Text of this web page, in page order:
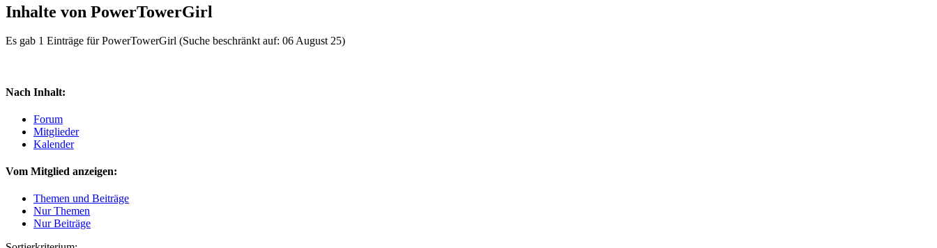
Inhalte von PowerTowerGirl
Es gab 1 Einträge für PowerTowerGirl (Suche beschränkt auf: 06 August 25)
Nach Inhalt:
Forum
Mitglieder
Kalender
Vom Mitglied anzeigen:
Themen und Beiträge
Nur Themen
Nur Beiträge